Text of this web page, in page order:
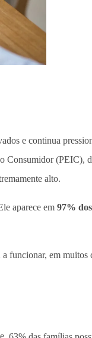
e continua
Consumidor
alto.
aparece em 97%
funcionar, em